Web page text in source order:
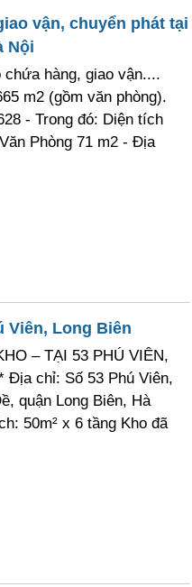
vận, chuyển phát tại
Nội
chứa hàng, giao vận....
m2 (gồm văn phòng).
- Trong đó: Diện tích
Phòng 71 m2 - Địa
Viên, Long Biên
– TẠI 53 PHÚ VIÊN,
Địa chỉ: Số 53 Phú Viên,
quận Long Biên, Hà
50m² x 6 tầng Kho đã